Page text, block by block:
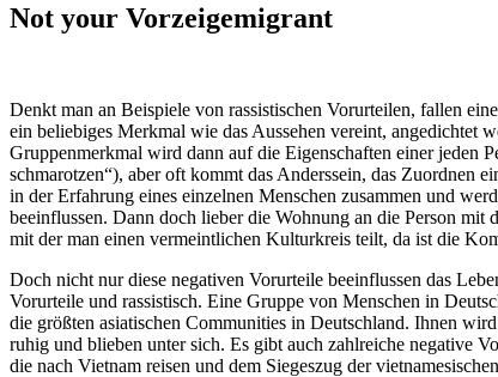
Not your Vorzeigemigrant
Denkt man an Beispiele von rassistischen Vorurteilen, fallen
ein beliebiges Merkmal wie das Aussehen vereint, angedichtet
Gruppenmerkmal wird dann auf die Eigenschaften einer jeden
schmarotzen“), aber oft kommt das Anderssein, das Zuordnen
in der Erfahrung eines einzelnen Menschen zusammen und
beeinflussen. Dann doch lieber die Wohnung an die Person
mit der man einen vermeintlichen Kulturkreis teilt, da ist die
Doch nicht nur diese negativen Vorurteile beeinflussen das
Vorurteile und rassistisch. Eine Gruppe von Menschen in
die größten asiatischen Communities in Deutschland. Ihnen
ruhig und blieben unter sich. Es gibt auch zahlreiche negative
die nach Vietnam reisen und dem Siegeszug der